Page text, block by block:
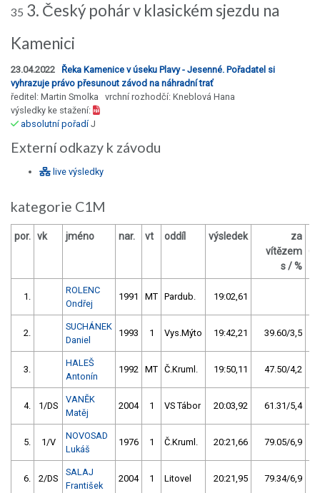
35 3. Český pohár v klasickém sjezdu na
Kamenici
23.04.2022 Řeka Kamenice v úseku Plavy - Jesenné. Pořadatel si
vyhrazuje právo přesunout závod na náhradní trať
ředitel: Martin Smolka vrchní rozhodčí: Kneblová Hana
výsledky ke stažení:
absolutní pořadíJ
Externí odkazy k závodu
live výsledky
kategorie C1M
por. vk jméno nar. vt oddíl výsledek
za
vítězem
s / %
1.
ROLENC
Ondřej
1991 MT Pardub. 19:02,61
2.
SUCHÁNEK
Daniel
1993 1 Vys.Mýto 19:42,21 39.60/3,5
3.
HALEŠ
Antonín
1992 MT Č.Kruml. 19:50,11 47.50/4,2
4. 1/DS
VANĚK
Matěj
2004 1 VS Tábor 20:03,92 61.31/5,4
5. 1/V
NOVOSAD
Lukáš
1976 1 Č.Kruml. 20:21,66 79.05/6,9
6. 2/DS
SALAJ
František
2004 1 Litovel 20:21,95 79.34/6,9